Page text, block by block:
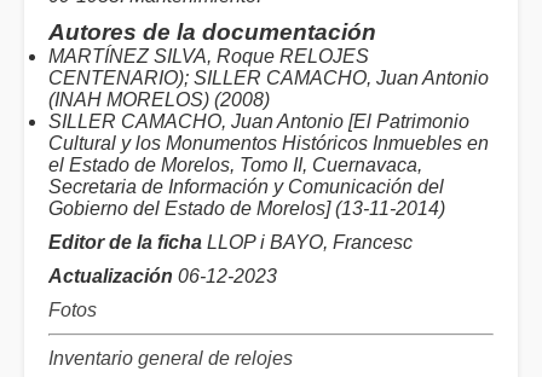
Autores de la documentación
MARTÍNEZ SILVA, Roque RELOJES
CENTENARIO); SILLER CAMACHO, Juan Antonio
(INAH MORELOS) (2008)
SILLER CAMACHO, Juan Antonio [El Patrimonio
Cultural y los Monumentos Históricos Inmuebles en
el Estado de Morelos, Tomo II, Cuernavaca,
Secretaria de Información y Comunicación del
Gobierno del Estado de Morelos] (13-11-2014)
Editor de la ficha LLOP i BAYO, Francesc
Actualización 06-12-2023
Fotos
Inventario general de relojes